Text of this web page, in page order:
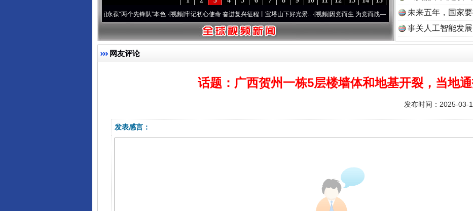
永葆“两个先锋队”本色·[视频]牢记初心使命 奋进复兴征程丨宝塔山下好光景..·[视频]因党而生 为党而战——百年“纪”事⑧加强纪律..·[视频]牢记
未来五年，国家
事关人工智能发
网友评论
话题：广西贺州一栋5层楼墙体和地基开裂，当地
发布时间：2025-03-
发表感言：